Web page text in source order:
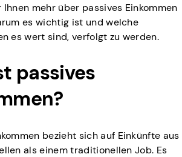
mehr über passives Einkommen
es wichtig ist und welche
es wert sind, verfolgt zu werden.
passives
bezieht sich auf Einkünfte aus
als einem traditionellen Job. Es